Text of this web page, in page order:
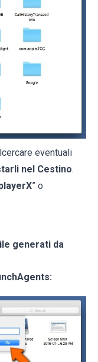
lcercare eventuali
nel Cestino.
” o
generati da
: